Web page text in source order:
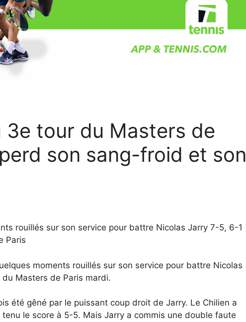
3e tour du Masters de
son sang-froid et son
rouillés sur son service pour battre Nicolas Jarry 7-5, 6-1
Paris
moments rouillés sur son service pour battre Nicolas
Masters de Paris mardi.
été gêné par le puissant coup droit de Jarry. Le Chilien a
le score à 5-5. Mais Jarry a commis une double faute